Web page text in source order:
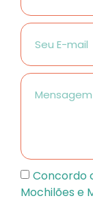
Concordo
Mochilões e